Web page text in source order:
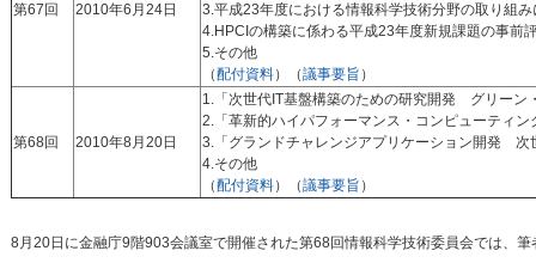
第67回 2010年6月24日
3.平成23年度における情報科学技術分野の取り組み
4.HPCIの構築に係わる平成23年度新規課題の事前
5.その他
（配付資料）（議事要旨 ）
第68回 2010年8月20日
1.「次世代IT基盤構築のための研究開発 グリーン
2.「革新的ハイパフォーマンス・コンピューティ
3.「グランドチャレンジアプリケーション開発
4.その他
（配付資料）（議事要旨 ）
8月20日に金融庁9階903会議室で開催された第68回情報科学技術委員会では、